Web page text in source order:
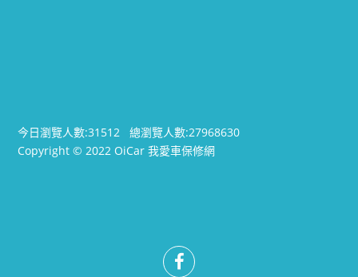
今日瀏覽人數:31512總瀏覽人數:27968630
Copyright © 2022 OiCar 我愛車保修網